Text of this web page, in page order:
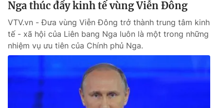
Nga thúc đẩy kinh tế vùng Viễn Đông
VTV.vn - Đưa vùng Viễn Đông trở thành trung tâm kinh
tế - xã hội của Liên bang Nga luôn là một trong những
nhiệm vụ ưu tiên của Chính phủ Nga.